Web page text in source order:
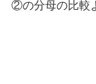
②の分母の比較